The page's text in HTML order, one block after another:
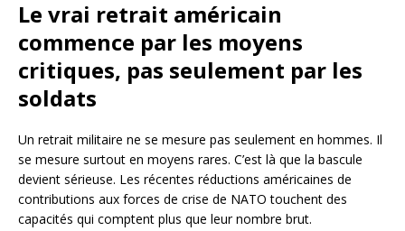
Le vrai retrait américain
commence par les moyens
critiques, pas seulement par les
soldats
Un retrait militaire ne se mesure pas seulement en hommes. Il
se mesure surtout en moyens rares. C’est là que la bascule
devient sérieuse. Les récentes réductions américaines de
contributions aux forces de crise de NATO touchent des
capacités qui comptent plus que leur nombre brut.